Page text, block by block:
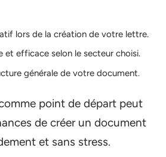
lors de la création de votre lettre.
et efficace selon le secteur choisi.
générale de votre document.
point de départ peut
de créer un document
et sans stress.